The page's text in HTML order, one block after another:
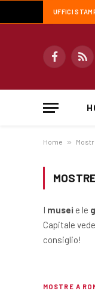
UFFICI
FacebookRSS
Home »
I musei e le
Capitale
consiglio!
MOSTRE A